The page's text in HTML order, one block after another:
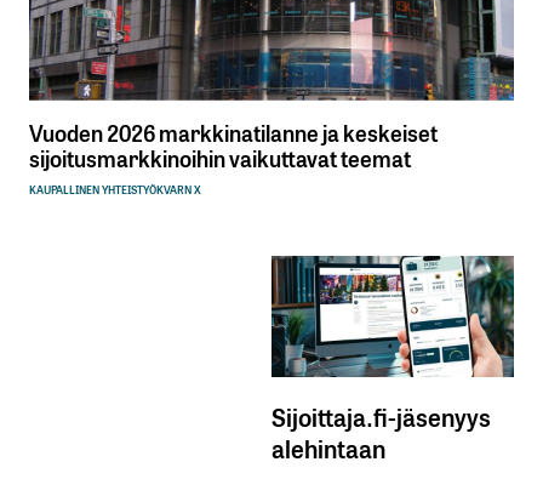
Vuoden 2026 markkinatilanne ja keskeiset
sijoitusmarkkinoihin vaikuttavat teemat
KAUPALLINEN YHTEISTYÖKVARN X
Sijoittaja.fi-jäsenyys
alehintaan